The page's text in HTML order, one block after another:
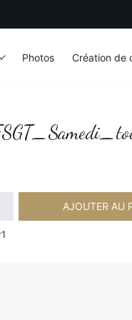
AJOUTER AU
Photos Création de